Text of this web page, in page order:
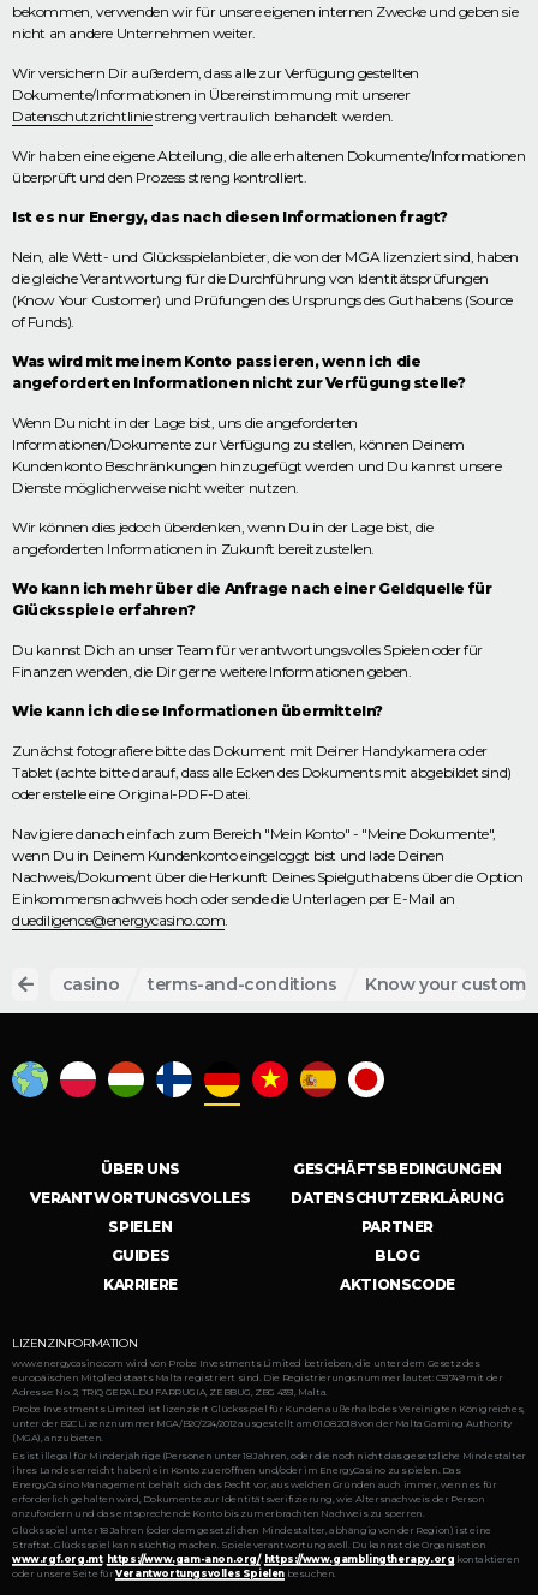
bekommen, verwenden wir für unsere eigenen internen Zwecke und geben sie
nicht an andere Unternehmen weiter.
Wir versichern Dir außerdem, dass alle zur Verfügung gestellten
Dokumente/Informationen in Übereinstimmung mit unserer
Datenschutzrichtliniestreng vertraulich behandelt werden.
Wir haben eine eigene Abteilung, die alle erhaltenen Dokumente/Informationen
überprüft und den Prozess streng kontrolliert.
Ist es nur Energy, das nach diesen Informationen fragt?
Nein, alle Wett- und Glücksspielanbieter, die von der MGA lizenziert sind, haben
die gleiche Verantwortung für die Durchführung von Identitätsprüfungen
(Know Your Customer) und Prüfungen des Ursprungs des Guthabens (Source
of Funds).
Was wird mit meinem Konto passieren, wenn ich die
angeforderten Informationen nicht zur Verfügung stelle?
Wenn Du nicht in der Lage bist, uns die angeforderten
Informationen/Dokumente zur Verfügung zu stellen, können Deinem
Kundenkonto Beschränkungen hinzugefügt werden und Du kannst unsere
Dienste möglicherweise nicht weiter nutzen.
Wir können dies jedoch überdenken, wenn Du in der Lage bist, die
angeforderten Informationen in Zukunft bereitzustellen.
Wo kann ich mehr über die Anfrage nach einer Geldquelle für
Glücksspiele erfahren?
Du kannst Dich an unser Team für verantwortungsvolles Spielen oder für
Finanzen wenden, die Dir gerne weitere Informationen geben.
Wie kann ich diese Informationen übermitteln?
Zunächst fotografiere bitte das Dokument mit Deiner Handykamera oder
Tablet (achte bitte darauf, dass alle Ecken des Dokuments mit abgebildet sind)
oder erstelle eine Original-PDF-Datei.
Navigiere danach einfach zum Bereich "Mein Konto" - "Meine Dokumente",
wenn Du in Deinem Kundenkonto eingeloggt bist und lade Deinen
Nachweis/Dokument über die Herkunft Deines Spielguthabens über die Option
Einkommensnachweis hoch oder sende die Unterlagen per E-Mail an
duediligence@energycasino.com.
casino terms-and-conditions Know your
ÜBER UNS
VERANTWORTUNGSVOLLES
SPIELEN
GUIDES
KARRIERE
GESCHÄFTSBEDINGUNGEN
DATENSCHUTZERKLÄRUNG
PARTNER
BLOG
AKTIONSCODE
LIZENZINFORMATION
www.energycasino.com wird von Probe Investments Limited betrieben, die unter dem Gesetz des
europäischen Mitgliedstaats Malta registriert sind. Die Registrierungsnummer lautet: C51749 mit der
Adresse: No. 2, TRIQ GERALDU FARRUGIA, ZEBBUG, ZBG 4351, Malta.
Probe Investments Limited ist lizenziert Glücksspiel für Kunden außerhalb des Vereinigten Königreiches,
unter der B2C Lizenznummer MGA/B2C/224/2012 ausgestellt am 01.08.2018 von der Malta Gaming Authority
(MGA), anzubieten.
Es ist illegal für Minderjährige (Personen unter 18 Jahren, oder die noch nicht das gesetzliche Mindestalter
ihres Landes erreicht haben) ein Konto zu eröffnen und/oder im EnergyCasino zu spielen. Das
EnergyCasino Management behält sich das Recht vor, aus welchen Gründen auch immer, wenn es für
erforderlich gehalten wird, Dokumente zur Identitätsverifizierung, wie Altersnachweis der Person
anzufordern und das entsprechende Konto bis zum erbrachten Nachweis zu sperren.
Glücksspiel unter 18 Jahren (oder dem gesetzlichen Mindestalter, abhängig von der Region) ist eine
Straftat. Glücksspiel kann süchtig machen. Spiele verantwortungsvoll. Du kannst die Organisation
www.rgf.org.mt, https://www.gam-anon.org/, https://www.gamblingtherapy.org kontaktieren
oder unsere Seite fürVerantwortungsvolles Spielen besuchen.